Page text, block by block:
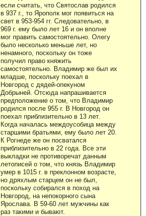
если считать, что Святослав родился
в 937 г., то Ярополк мог появиться на
свет в 953-954 гг. Следовательно, в
969 г. ему было лет 16 и он вполне
мог править самостоятельно. Олегу
было несколько меньше лет, но
ненамного, поскольку он тоже
получил право княжить
самостоятельно. Владимир же был их
младше, поскольку поехал в
Новгород с дядей-опекуном
Добрыней. Отсюда напрашивается
предположение о том, что Владимир
родился после 955 г. В Новгород он
поехал приблизительно в 13 лет.
Когда началась междоусобица между
старшими братьями, ему было лет 20.
К Рогнеде же он посватался
приблизительно в 22 года. Все эти
выкладки не противоречат данным
летописей о том, что князь Владимир
умер в 1015 г. в преклонном возрасте,
но дряхлым старцем он не был,
поскольку собирался в поход на
Новгород, на непокорного сына
Ярослава. В 59-60 лет мужчины как
раз такими и бывают.